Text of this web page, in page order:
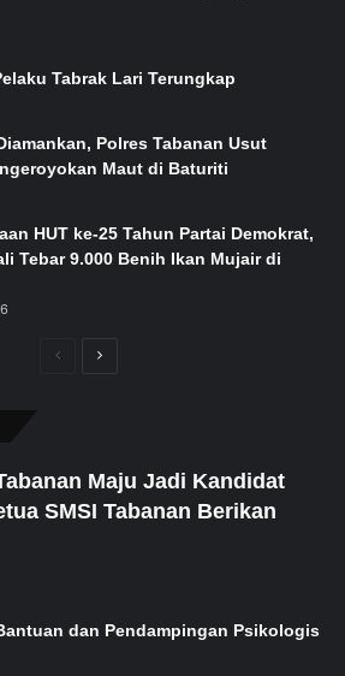
Tabrak Lari Terungkap
Polres Tabanan Usut
Maut di Baturiti
HUT ke-25 Tahun Partai Demokrat,
Tebar 9.000 Benih Ikan Mujair di
PreviousNext
Maju Jadi Kandidat
SMSI Tabanan Berikan
dan Pendampingan Psikologis